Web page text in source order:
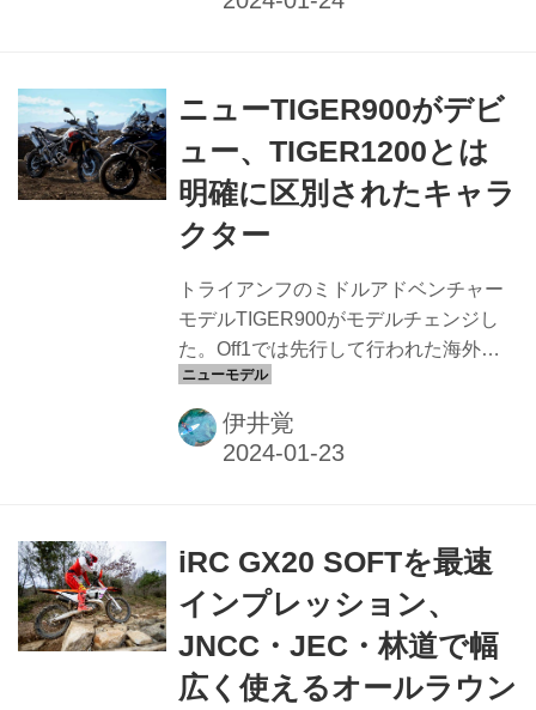
ニューTIGER900がデビ
ュー、TIGER1200とは
明確に区別されたキャラ
クター
トライアンフのミドルアドベンチャー
モデルTIGER900がモデルチェンジし
た。Off1では先行して行われた海外試
乗会に参加しインプレッションを行っ
たが、国内試乗会にも参加。改めてニ
ューモデルを紹介するとともに、編集
伊井覚
iRC GX20 SOFTを最速
インプレッション、
JNCC・JEC・林道で幅
広く使えるオールラウン